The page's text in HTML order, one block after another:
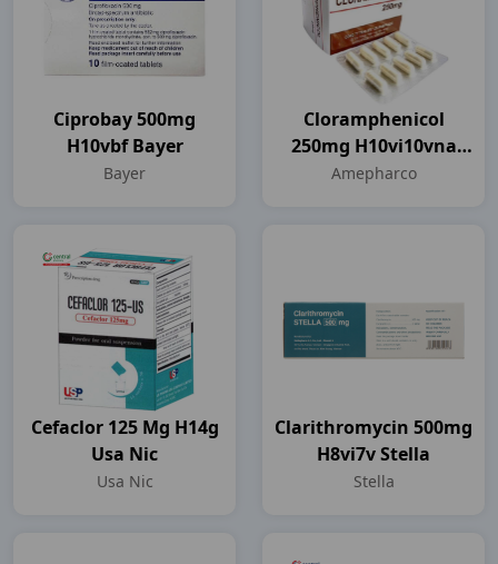
Ciprobay 500mg
H10vbf Bayer
Bayer
Cloramphenicol
250mg H10vi10vna
Amepharco
Amepharco
Cefaclor 125 Mg H14g
Usa Nic
Usa Nic
Clarithromycin 500mg
H8vi7v Stella
Stella